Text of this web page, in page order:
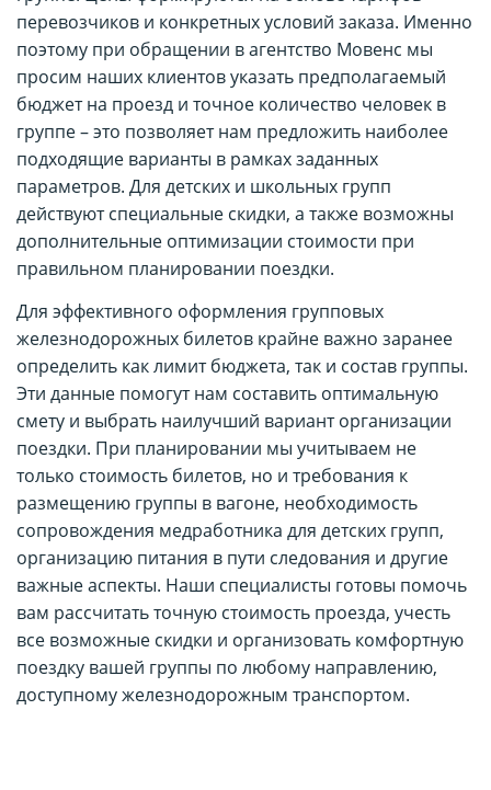
перевозчиков и конкретных условий заказа. Именно
поэтому при обращении в агентство Мовенс мы
просим наших клиентов указать предполагаемый
бюджет на проезд и точное количество человек в
группе – это позволяет нам предложить наиболее
подходящие варианты в рамках заданных
параметров. Для детских и школьных групп
действуют специальные скидки, а также возможны
дополнительные оптимизации стоимости при
правильном планировании поездки.
Для эффективного оформления групповых
железнодорожных билетов крайне важно заранее
определить как лимит бюджета, так и состав группы.
Эти данные помогут нам составить оптимальную
смету и выбрать наилучший вариант организации
поездки. При планировании мы учитываем не
только стоимость билетов, но и требования к
размещению группы в вагоне, необходимость
сопровождения медработника для детских групп,
организацию питания в пути следования и другие
важные аспекты. Наши специалисты готовы помочь
вам рассчитать точную стоимость проезда, учесть
все возможные скидки и организовать комфортную
поездку вашей группы по любому направлению,
доступному железнодорожным транспортом.